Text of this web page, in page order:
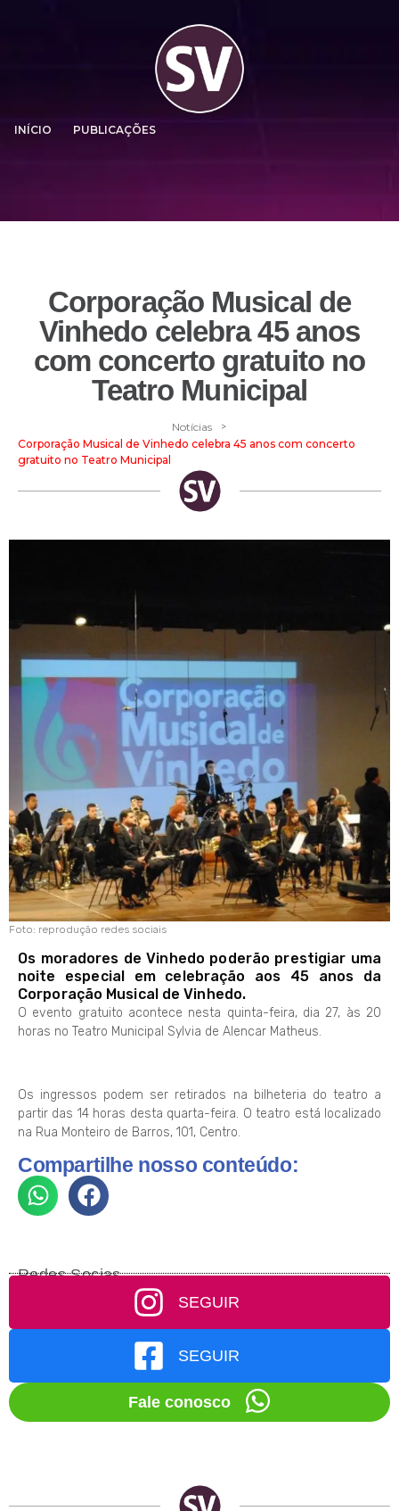
INÍCIO PUBLICAÇÕES
Corporação Musical de
Vinhedo celebra 45 anos
com concerto gratuito no
Teatro Municipal
Notícias >
Corporação Musical de Vinhedo celebra 45 anos com concerto
gratuito no Teatro Municipal
Foto: reprodução redes sociais
Os moradores de Vinhedo poderão prestigiar uma
noite especial em celebração aos 45 anos da
Corporação Musical de Vinhedo.
O evento gratuito acontece nesta quinta-feira, dia 27, às 20
horas no Teatro Municipal Sylvia de Alencar Matheus.
Os ingressos podem ser retirados na bilheteria do teatro a
partir das 14 horas desta quarta-feira. O teatro está localizado
na Rua Monteiro de Barros, 101, Centro.
Compartilhe nosso conteúdo:
Redes Socias
SEGUIR
SEGUIR
Fale conosco